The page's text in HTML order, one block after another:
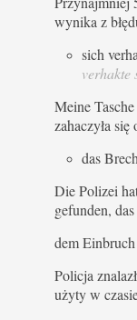
wynika z
sich
verhakte
Meine
zahaczyła się
das
Die Polizei
gefunden,
dem
Policja
użyty w